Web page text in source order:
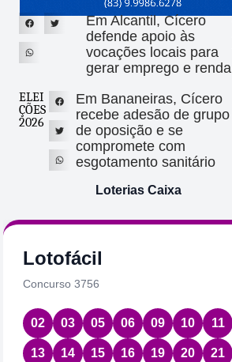
Em Alcantil, Cícero
defende apoio às
vocações locais para
gerar emprego e renda
ELEI
ÇÕES
2026
Em Bananeiras, Cícero
recebe adesão de grupo
de oposição e se
compromete com
esgotamento sanitário
Loterias Caixa
Lotofácil
Concurso 3756
02 03 05 06 09 10 11
13 14 15 16 19 20 21